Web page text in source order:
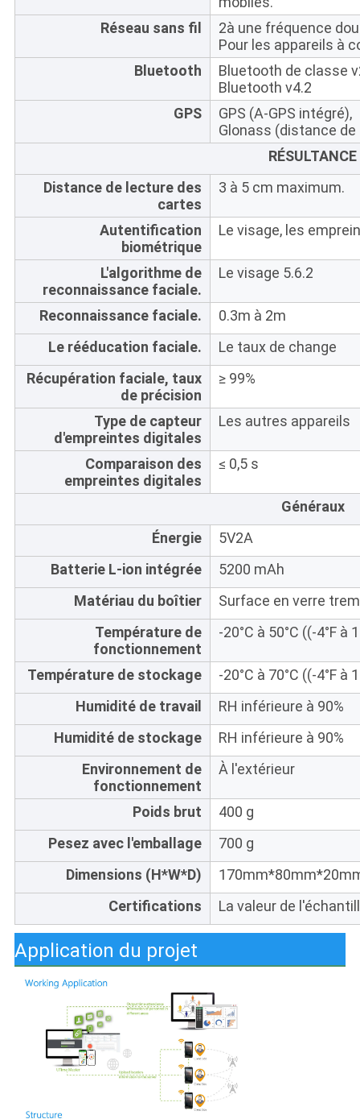
Réseau sans fil
2à une fréquence
Pour les appareils à
Bluetooth
Bluetooth de classe
Bluetooth v4.2
GPS
GPS (A-GPS intégré),
Glonass (distance
RÉSULTANCE
Distance de lecture des
cartes
3 à 5 cm maximum.
Autentification
biométrique
Le visage, les
L'algorithme de
reconnaissance faciale.
Le visage 5.6.2
Reconnaissance faciale.
0.3m à 2m
Le rééducation faciale.
Le taux de change
Récupération faciale, taux
de précision
≥ 99%
Type de capteur
d'empreintes digitales
Les autres appareils
Comparaison des
empreintes digitales
≤ 0,5 s
Généraux
Énergie
5V2A
Batterie L-ion intégrée
5200 mAh
Matériau du boîtier
Surface en verre
Température de
fonctionnement
-20°C à 50°C ((-4°F à
Température de stockage
-20°C à 70°C ((-4°F à
Humidité de travail
RH inférieure à 90%
Humidité de stockage
RH inférieure à 90%
Environnement de
fonctionnement
À l'extérieur
Poids brut
400 g
Pesez avec l'emballage
700 g
Dimensions (H*W*D)
Certifications
La valeur de
Application du projet